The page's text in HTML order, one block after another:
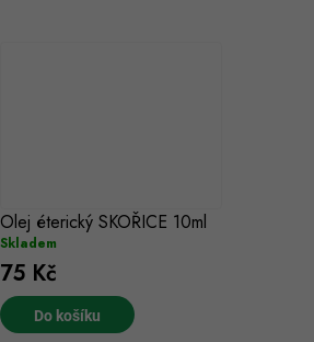
Olej éterický SKOŘICE 10ml
Skladem
75 Kč
Do košíku